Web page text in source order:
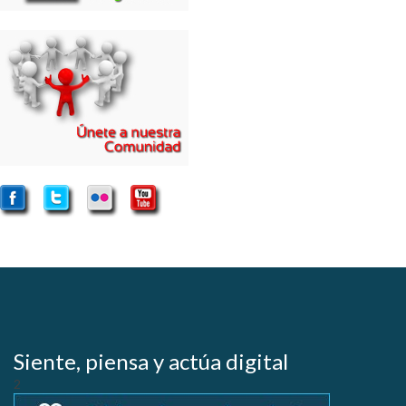
Siente, piensa y actúa digital
2